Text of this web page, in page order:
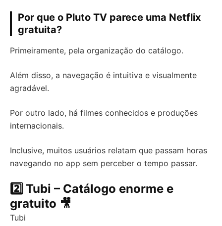
Por que o Pluto TV parece uma Netflix
gratuita?
Primeiramente, pela organização do catálogo.
Além disso, a navegação é intuitiva e visualmente
agradável.
Por outro lado, há filmes conhecidos e produções
internacionais.
Inclusive, muitos usuários relatam que passam horas
navegando no app sem perceber o tempo passar.
2️⃣ Tubi – Catálogo enorme e
gratuito 🎥
Tubi